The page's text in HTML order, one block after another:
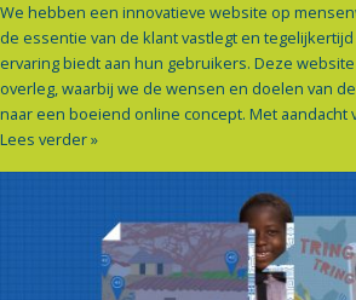
We hebben een innovatieve website op
de essentie van de klant vastlegt en
ervaring biedt aan hun gebruikers. Deze
overleg, waarbij we de wensen en doelen van
naar een boeiend online concept. Met aandacht
Lees verder »